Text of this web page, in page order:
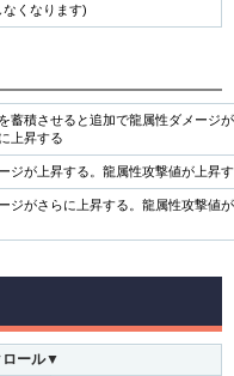
くなります)
蓄積させると追加で龍属性ダメージ
上昇する
ジが上昇する。龍属性攻撃値が上昇
ジがさらに上昇する。龍属性攻撃値
ロール▼